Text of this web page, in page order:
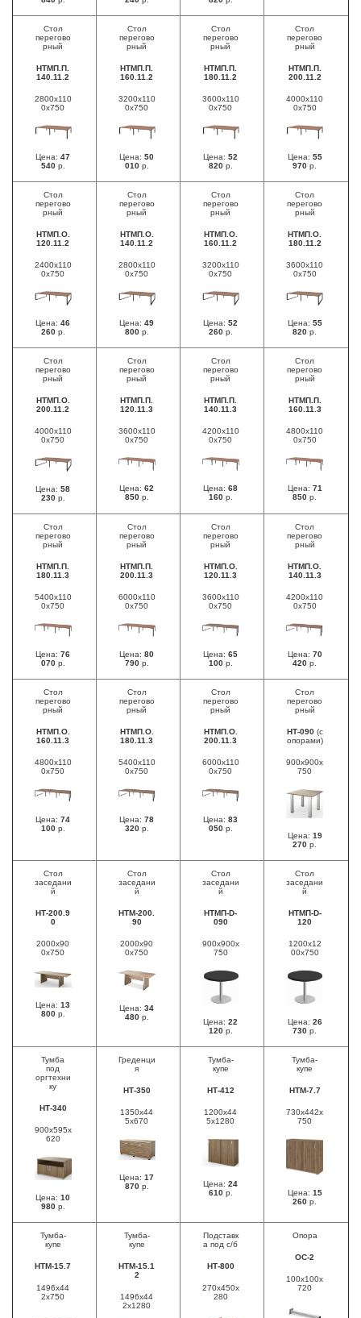
Стол
перегово
рный
НТМП.П.
140.11.2
2800х110
0х750
Цена: 47
540 р.
Стол
перегово
рный
НТМП.П.
160.11.2
3200х110
0х750
Цена: 50
010 р.
Стол
перегово
рный
НТМП.П.
180.11.2
3600х110
0х750
Цена: 52
820 р.
Стол
перегово
рный
НТМП.П.
200.11.2
4000х110
0х750
Цена: 55
970 р.
Стол
перегово
рный
НТМП.О.
120.11.2
2400х110
0х750
Цена: 46
260 р.
Стол
перегово
рный
НТМП.О.
140.11.2
2800х110
0х750
Цена: 49
800 р.
Стол
перегово
рный
НТМП.О.
160.11.2
3200х110
0х750
Цена: 52
260 р.
Стол
перегово
рный
НТМП.О.
180.11.2
3600х110
0х750
Цена: 55
820 р.
Стол
перегово
рный
НТМП.О.
200.11.2
4000х110
0х750
Цена: 58
230 р.
Стол
перегово
рный
НТМП.П.
120.11.3
3600х110
0х750
Цена: 62
850 р.
Стол
перегово
рный
НТМП.П.
140.11.3
4200х110
0х750
Цена: 68
160 р.
Стол
перегово
рный
НТМП.П.
160.11.3
4800х110
0х750
Цена: 71
850 р.
Стол
перегово
рный
НТМП.П.
180.11.3
5400х110
0х750
Цена: 76
070 р.
Стол
перегово
рный
НТМП.П.
200.11.3
6000х110
0х750
Цена: 80
790 р.
Стол
перегово
рный
НТМП.О.
120.11.3
3600х110
0х750
Цена: 65
100 р.
Стол
перегово
рный
НТМП.О.
140.11.3
4200х110
0х750
Цена: 70
420 р.
Стол
перегово
рный
НТМП.О.
160.11.3
4800х110
0х750
Цена: 74
100 р.
Стол
перегово
рный
НТМП.О.
180.11.3
5400х110
0х750
Цена: 78
320 р.
Стол
перегово
рный
НТМП.О.
200.11.3
6000х110
0х750
Цена: 83
050 р.
Стол
перегово
рный
НТ-090(с
опорами)
900х900х
750
Цена: 19
270 р.
Стол
заседани
й
НТ-200.9
0
2000х90
0х750
Цена: 13
800 р.
Стол
заседани
й
НТМ-200.
90
2000х90
0х750
Цена: 34
480р.
Стол
заседани
й
НТМП-D-
090
900х900х
750
Цена: 22
120р.
Стол
заседани
й
НТМП-D-
120
1200х12
00х750
Цена: 26
730 р.
Тумба
под
оргтехни
ку
НТ-340
900х595х
620
Цена: 10
980 р.
Греденци
я
НТ-350
1350х44
5х670
Цена: 17
870р.
Тумба-
купе
НТ-412
1200х44
5х1280
Цена: 24
610р.
Тумба-
купе
НТМ-7.7
730х442х
750
Цена: 15
260 р.
Тумба-
купе
НТМ-15.7
1496х44
2х750
Тумба-
купе
НТМ-15.1
2
1496х44
2х1280
Подставк
а под с/б
НТ-800
270х450х
280
Опора
ОС-2
100х100х
720